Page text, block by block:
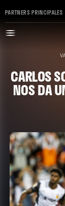
PARTNERS PRINCIPALES
CARLOS
NOS DA